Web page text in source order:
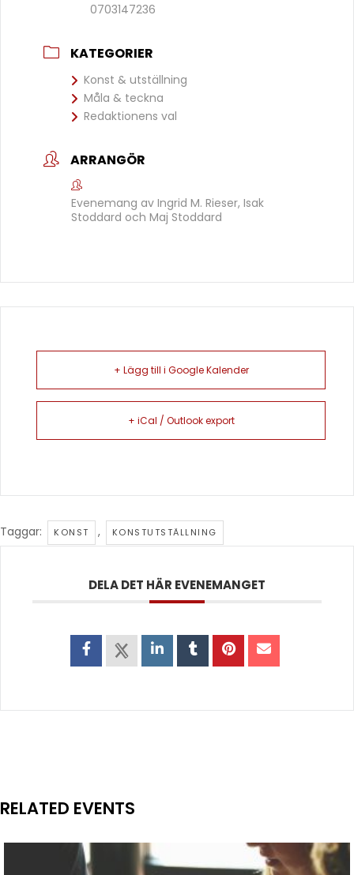
0703147236
KATEGORIER
Konst & utställning
Måla & teckna
Redaktionens val
ARRANGÖR
Evenemang av Ingrid M. Rieser, Isak
Stoddard och Maj Stoddard
+ Lägg till i Google Kalender
+ iCal / Outlook export
Taggar: KONST , KONSTUTSTÄLLNING
DELA DET HÄR EVENEMANGET
RELATED EVENTS